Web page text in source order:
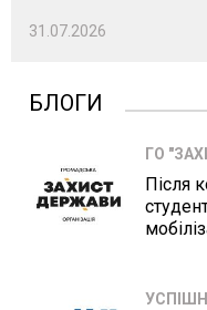
31.07.2026
БЛОГИ
ГО
Після